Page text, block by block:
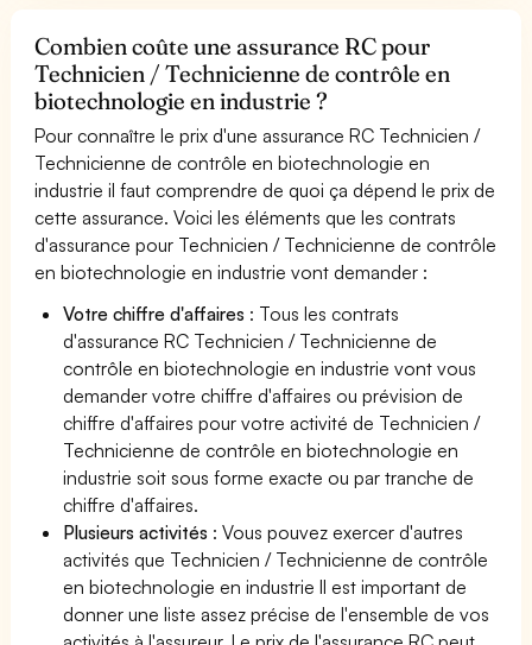
Combien coûte une assurance RC pour
Technicien / Technicienne de contrôle en
biotechnologie en industrie ?
Pour connaître le prix d'une assurance RC Technicien /
Technicienne de contrôle en biotechnologie en
industrie il faut comprendre de quoi ça dépend le prix de
cette assurance. Voici les éléments que les contrats
d'assurance pour Technicien / Technicienne de contrôle
en biotechnologie en industrie vont demander :
Votre chiffre d'affaires : Tous les contrats
d'assurance RC Technicien / Technicienne de
contrôle en biotechnologie en industrie vont vous
demander votre chiffre d'affaires ou prévision de
chiffre d'affaires pour votre activité de Technicien /
Technicienne de contrôle en biotechnologie en
industrie soit sous forme exacte ou par tranche de
chiffre d'affaires.
Plusieurs activités : Vous pouvez exercer d'autres
activités que Technicien / Technicienne de contrôle
en biotechnologie en industrie Il est important de
donner une liste assez précise de l'ensemble de vos